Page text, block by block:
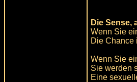
Die
Wenn Sie
Die Chance
Wenn Sie
Sie werden
Eine